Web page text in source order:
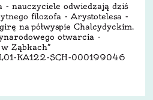
nauczyciele odwiedzają dziś
filozofa - Arystotelesa -
na półwyspie Chalcydyckim.
otwarcia -
Ząbkach”
KA122-SCH-000199046